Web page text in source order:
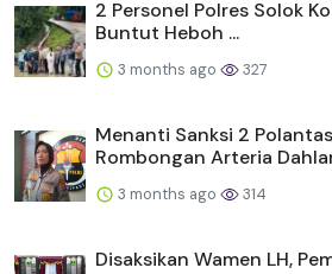
2 Personel Polres Solok
Buntut Heboh ...
3 months ago 327
Menanti Sanksi 2
Rombongan Arteria
3 months ago 314
Disaksikan Wamen LH,